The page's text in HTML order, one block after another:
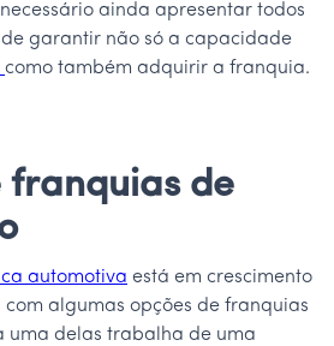
ainda apresentar todos
garantir não só a capacidade
como também adquirir a franquia.
franquias de
automotiva está em crescimento
algumas opções de franquias
delas trabalha de uma